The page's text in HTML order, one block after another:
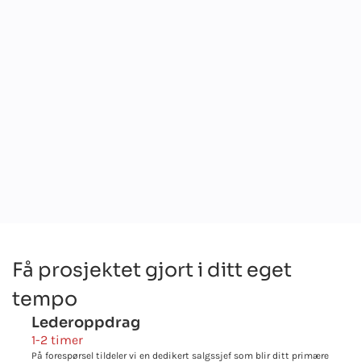
Få prosjektet gjort i ditt eget
tempo
Lederoppdrag
1-2 timer
På forespørsel tildeler vi en dedikert salgssjef som blir ditt primære